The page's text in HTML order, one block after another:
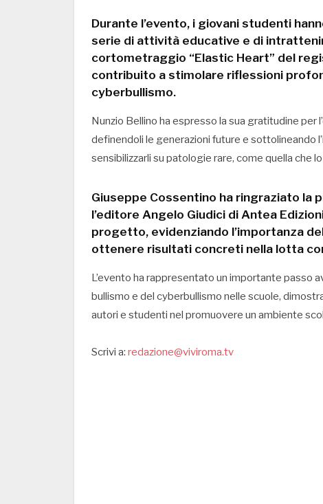
Durante l’evento, i giovani studenti
serie di attività educative e di
cortometraggio “Elastic Heart” del
contribuito a stimolare riflessioni
cyberbullismo.
Nunzio Bellino ha espresso la sua gratitudine per
definendoli le generazioni future e sottolineando
sensibilizzarli su patologie rare, come quella che
Giuseppe Cossentino ha ringraziato la
l’editore Angelo Giudici di Antea
progetto, evidenziando l’importanza
ottenere risultati concreti nella lotta
L’evento ha rappresentato un importante passo
bullismo e del cyberbullismo nelle scuole,
autori e studenti nel promuovere un ambiente
Scrivi a: redazione@viviroma.tv